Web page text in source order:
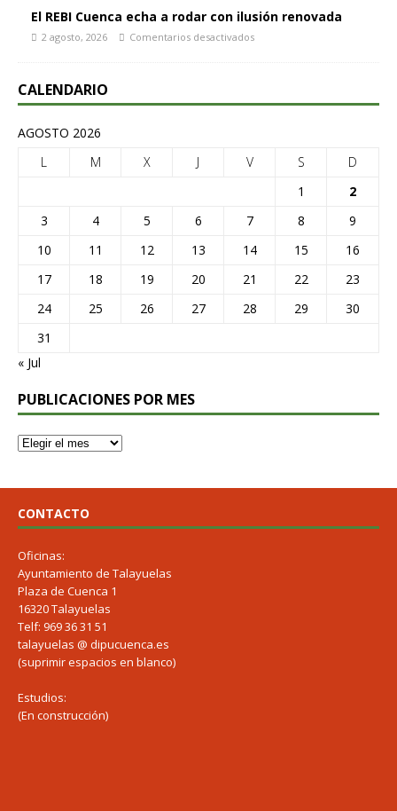
El REBI Cuenca echa a rodar con ilusión renovada
2 agosto, 2026 Comentarios desactivados
CALENDARIO
AGOSTO 2026
L
M X J V S
D
1
2
3
4 5 6 7 8
9
10
11 12 13 14 15
16
17
18 19 20 21 22
23
24
25 26 27 28 29
30
31
« Jul
PUBLICACIONES POR MES
CONTACTO
Oficinas:
Ayuntamiento de Talayuelas
Plaza de Cuenca 1
16320 Talayuelas
Telf: 969 36 31 51
talayuelas @ dipucuenca.es
(suprimir espacios en blanco)
Estudios:
(En construcción)